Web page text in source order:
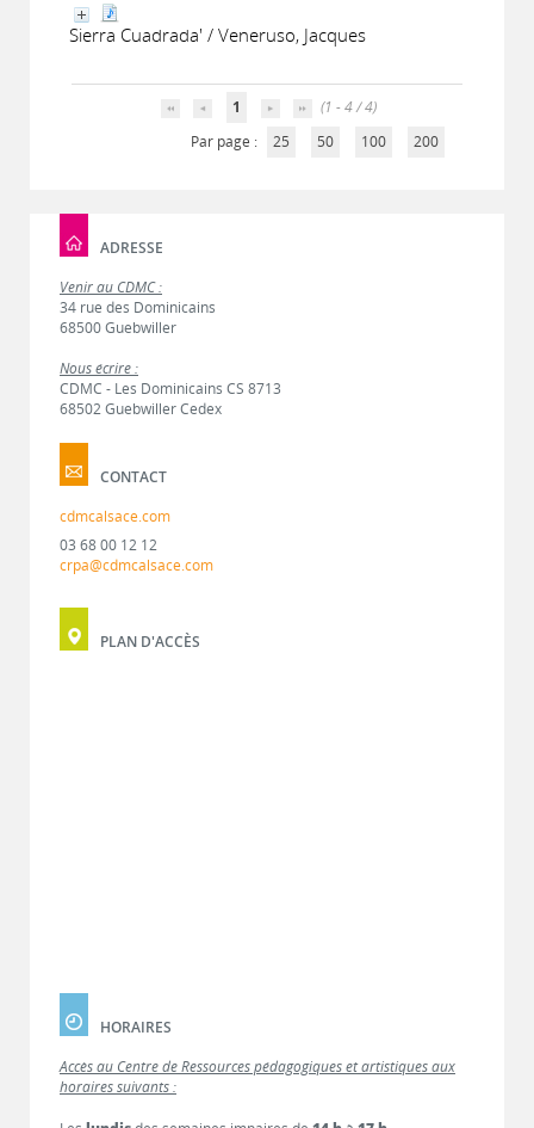
Sierra Cuadrada' / Veneruso, Jacques
1
(1 - 4 / 4)
Par page :
25 50 100 200
ADRESSE
Venir au CDMC :
34 rue des Dominicains
68500 Guebwiller
Nous écrire :
CDMC - Les Dominicains CS 8713
68502 Guebwiller Cedex
CONTACT
cdmcalsace.com
03 68 00 12 12
crpa@cdmcalsace.com
PLAN D'ACCÈS
HORAIRES
Accès au Centre de Ressources pédagogiques et artistiques aux
horaires suivants :